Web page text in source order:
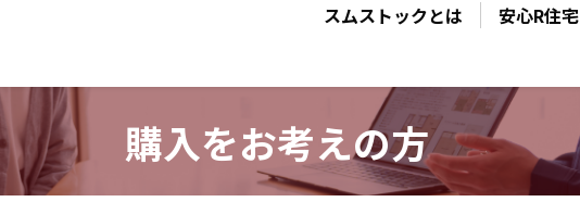
スムストックとは 安心R住宅
購入をお考えの方